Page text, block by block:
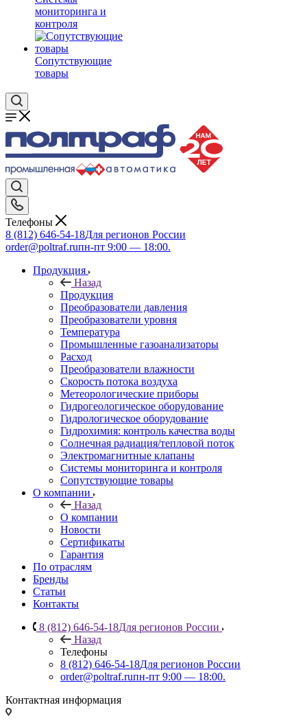
мониторинга и
контроля
Сопутствующие
товары
Телефоны
8 (812) 646-54-18Для регионов России
order@poltraf.ruпн-пт 9:00 — 18:00.
Продукция
Назад
Продукция
Преобразователи давления
Преобразователи уровня
Температура
Промышленные газоанализаторы
Расход
Преобразователи влажности
Скорость потока воздуха
Метеорологические приборы
Гидрогеологическое оборудование
Гидрологическое оборудование
Гидрохимия: контроль качества воды
Солнечная радиация/тепловой поток
Электромагнитные клапаны
Системы мониторинга и контроля
Сопутствующие товары
О компании
Назад
О компании
Новости
Сертификаты
Гарантия
По отраслям
Бренды
Статьи
Контакты
8 (812) 646-54-18Для регионов России
Назад
Телефоны
8 (812) 646-54-18Для регионов России
order@poltraf.ruпн-пт 9:00 — 18:00.
Контактная информация